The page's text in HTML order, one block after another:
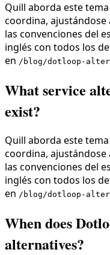
Quill aborda este
coordina,
las convenciones del
inglés con todos los
en /blog/dotloop-
What service
exist?
Quill aborda este
coordina,
las convenciones del
inglés con todos los
en /blog/dotloop-
When does
alternatives?